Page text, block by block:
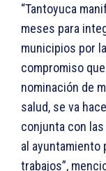
“Tantoyuca
meses para
municipios por
compromiso
nominación de
salud, se va
conjunta con
al ayuntamiento
trabajos”,